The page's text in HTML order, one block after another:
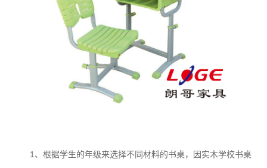
1、根据学生的年级来选择不同材料的书桌，因实木学校书桌